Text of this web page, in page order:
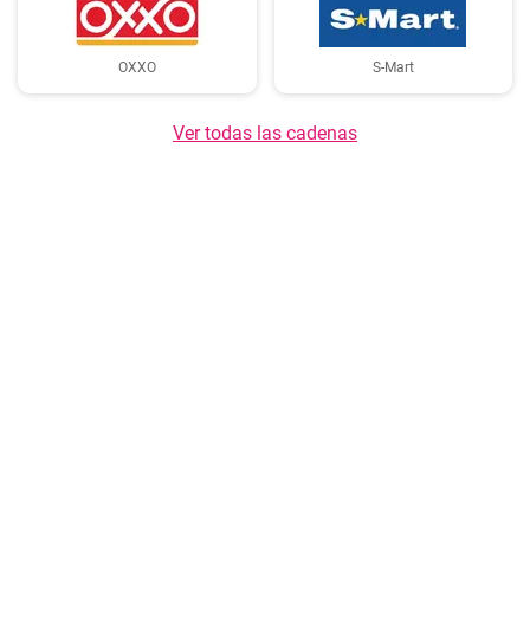
OXXO S-Mart
Ver todas las cadenas